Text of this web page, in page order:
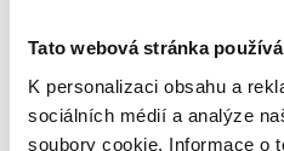
Tato webová stránka
K personalizaci obsahu a
sociálních médií a analýze
soubory cookie. Informace o
postupKomise za úředně
tom, že dostatečně
nepovažovala za dost
uchovány nebo